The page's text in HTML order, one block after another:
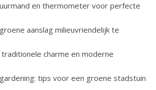
en thermometer voor perfecte
aanslag milieuvriendelijk te
traditionele charme en moderne
tips voor een groene stadstuin